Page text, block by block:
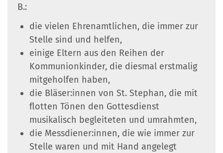
B.:
die vielen Ehrenamtlichen, die immer zur
Stelle sind und helfen,
einige Eltern aus den Reihen der
Kommunionkinder, die diesmal erstmalig
mitgeholfen haben,
die Bläser:innen von St. Stephan, die mit
flotten Tönen den Gottesdienst
musikalisch begleiteten und umrahmten,
die Messdiener:innen, die wie immer zur
Stelle waren und mit Hand angelegt